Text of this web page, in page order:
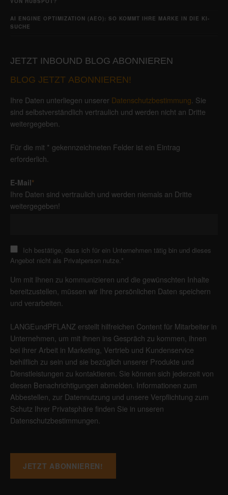
AI ENGINE OPTIMIZATION (AEO): SO KOMMT IHRE MARKE IN DIE KI-
SUCHE
JETZT INBOUND BLOG ABONNIEREN
BLOG JETZT ABONNIEREN!
Ihre Daten unterliegen unserer Datenschutzbestimmung . Sie
sind selbstverständlich vertraulich und werden nicht an Dritte
weitergegeben.
Für die mit * gekennzeichneten Felder ist ein Eintrag
erforderlich.
E-Mail*
Ihre Daten sind vertraulich und werden niemals an Dritte
weitergegeben!
Ich bestätige, dass ich für ein Unternehmen tätig bin und dieses
Angebot nicht als Privatperson nutze.*
Um mit Ihnen zu kommunizieren und die gewünschten Inhalte
bereitzustellen, müssen wir Ihre persönlichen Daten speichern
und verarbeiten.
LANGEundPFLANZ erstellt hilfreichen Content für Mitarbeiter in
Unternehmen, um mit ihnen ins Gespräch zu kommen, ihnen
bei ihrer Arbeit in Marketing, Vertrieb und Kundenservice
behilflich zu sein und sie bezüglich unserer Produkte und
Dienstleistungen zu kontaktieren. Sie können sich jederzeit von
diesen Benachrichtigungen abmelden. Informationen zum
Abbestellen, zur Datennutzung und unsere Verpflichtung zum
Schutz Ihrer Privatsphäre finden Sie in unseren
Datenschutzbestimmungen